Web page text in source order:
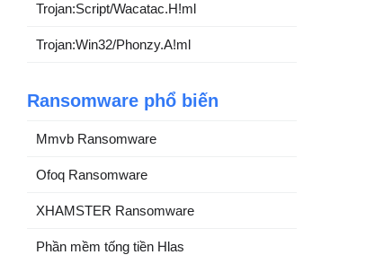
Trojan:Script/Wacatac.H!ml
Trojan:Win32/Phonzy.A!ml
Ransomware phổ biến
Mmvb Ransomware
Ofoq Ransomware
XHAMSTER Ransomware
Phần mềm tống tiền Hlas